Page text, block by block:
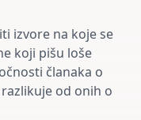
izvore na koje se
koji pišu loše
članaka o
od onih o